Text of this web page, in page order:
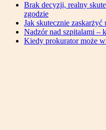
Brak decyzji, realny
zgodzie
Jak skutecznie zaskarżyć
Nadzór nad szpitalami –
Kiedy prokurator może